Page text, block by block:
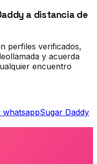
a distancia de
perfiles verificados,
y acuerda
encuentro
whatsappSugar Daddy